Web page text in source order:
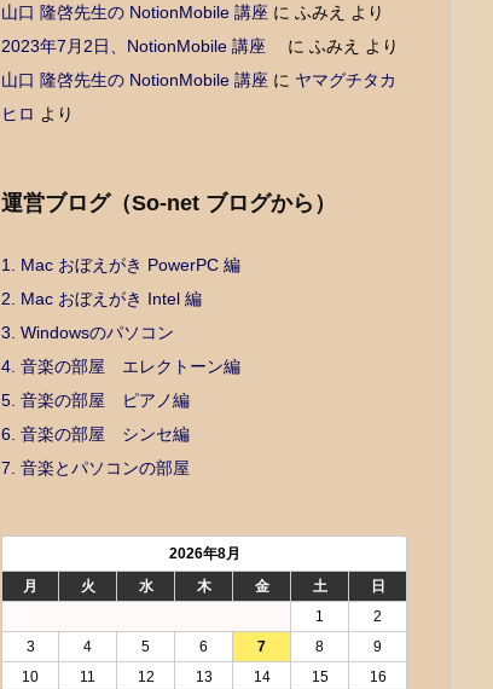
山口 隆啓先生の NotionMobile 講座 に ふみえ
より
2023年7月2日、NotionMobile 講座
に ふみえ
より
山口 隆啓先生の NotionMobile 講座 に ヤマグチタカ
ヒロ より
運営ブログ（So-net ブログから）
1. Mac おぼえがき PowerPC 編
2. Mac おぼえがき Intel 編
3. Windowsのパソコン
4. 音楽の部屋 エレクトーン編
5. 音楽の部屋 ピアノ編
6. 音楽の部屋 シンセ編
7. 音楽とパソコンの部屋
2026年8月
月
火 水 木 金 土
日
1
2
3
4 5 6 7 8
9
10
11 12 13 14 15
16